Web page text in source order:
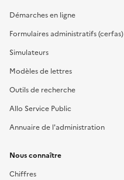
Démarches en ligne
Formulaires administratifs (cerfas)
Simulateurs
Modèles de lettres
Outils de recherche
Allo Service Public
Annuaire de l'administration
Nous connaître
Chiffres